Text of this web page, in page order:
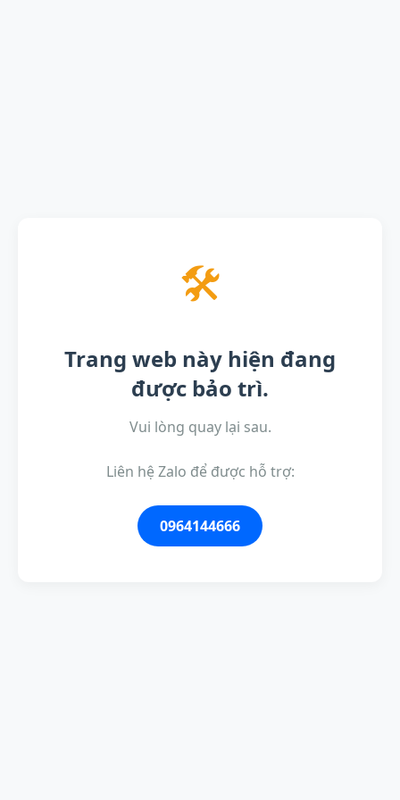
🛠️
Trang web này hiện đang
được bảo trì.
Vui lòng quay lại sau.
Liên hệ Zalo để được hỗ trợ:
0964144666